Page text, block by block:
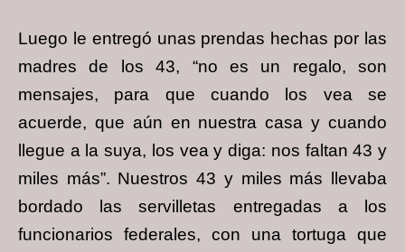
Luego le entregó unas prendas hechas por las
madres de los 43, “no es un regalo, son
mensajes, para que cuando los vea se
acuerde, que aún en nuestra casa y cuando
llegue a la suya, los vea y diga: nos faltan 43 y
miles más”. Nuestros 43 y miles más llevaba
bordado las servilletas entregadas a los
funcionarios federales, con una tortuga que